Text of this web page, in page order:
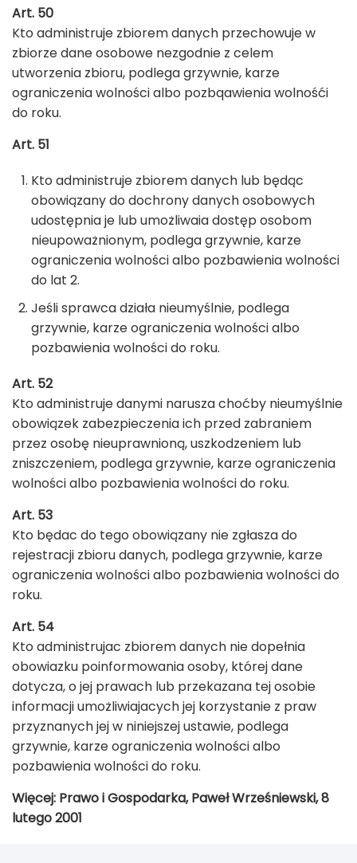
Art. 50
Kto administruje zbiorem danych przechowuje w
zbiorze dane osobowe nezgodnie z celem
utworzenia zbioru, podlega grzywnie, karze
ograniczenia wolności albo pozbqawienia wolnośći
do roku.
Art. 51
Kto administruje zbiorem danych lub będąc
obowiązany do dochrony danych osobowych
udostępnia je lub umożliwaia dostęp osobom
nieupoważnionym, podlega grzywnie, karze
ograniczenia wolności albo pozbawienia wolności
do lat 2.
Jeśli sprawca działa nieumyślnie, podlega
grzywnie, karze ograniczenia wolności albo
pozbawienia wolności do roku.
Art. 52
Kto administruje danymi narusza choćby nieumyślnie
obowiązek zabezpieczenia ich przed zabraniem
przez osobę nieuprawnioną, uszkodzeniem lub
zniszczeniem, podlega grzywnie, karze ograniczenia
wolności albo pozbawienia wolności do roku.
Art. 53
Kto będac do tego obowiązany nie zgłasza do
rejestracji zbioru danych, podlega grzywnie, karze
ograniczenia wolności albo pozbawienia wolności do
roku.
Art. 54
Kto administrujac zbiorem danych nie dopełnia
obowiazku poinformowania osoby, której dane
dotycza, o jej prawach lub przekazana tej osobie
informacji umożliwiajacych jej korzystanie z praw
przyznanych jej w niniejszej ustawie, podlega
grzywnie, karze ograniczenia wolności albo
pozbawienia wolności do roku.
Więcej: Prawo i Gospodarka, Paweł Wrześniewski, 8
lutego 2001